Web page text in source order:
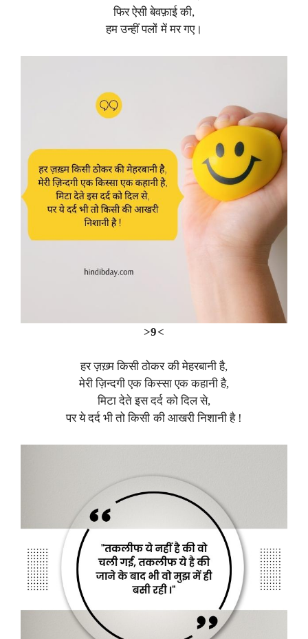
फिर ऐसी बेवफ़ाई की,
हम उन्हीं पलों में मर गए।
>9<
हर ज़ख़्म किसी ठोकर की मेहरबानी है,
मेरी ज़िन्दगी एक किस्सा एक कहानी है,
मिटा देते इस दर्द को दिल से,
पर ये दर्द भी तो किसी की आखरी निशानी है !